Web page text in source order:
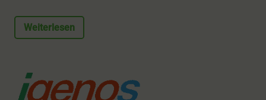
Weiterlesen